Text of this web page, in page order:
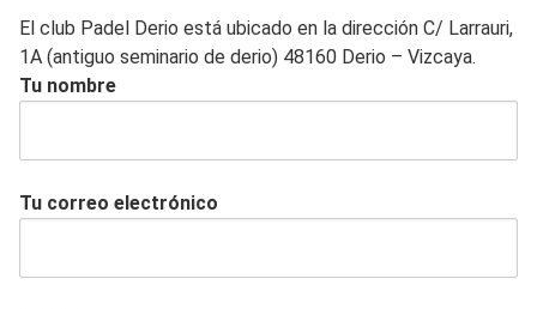
El club Padel Derio está ubicado en la dirección C/ Larrauri,
1A (antiguo seminario de derio) 48160 Derio – Vizcaya.
Tu nombre
Tu correo electrónico